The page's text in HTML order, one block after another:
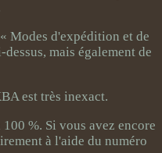
Modes d'expédition et de
mais également de
est très inexact.
%. Si vous avez encore
à l'aide du numéro